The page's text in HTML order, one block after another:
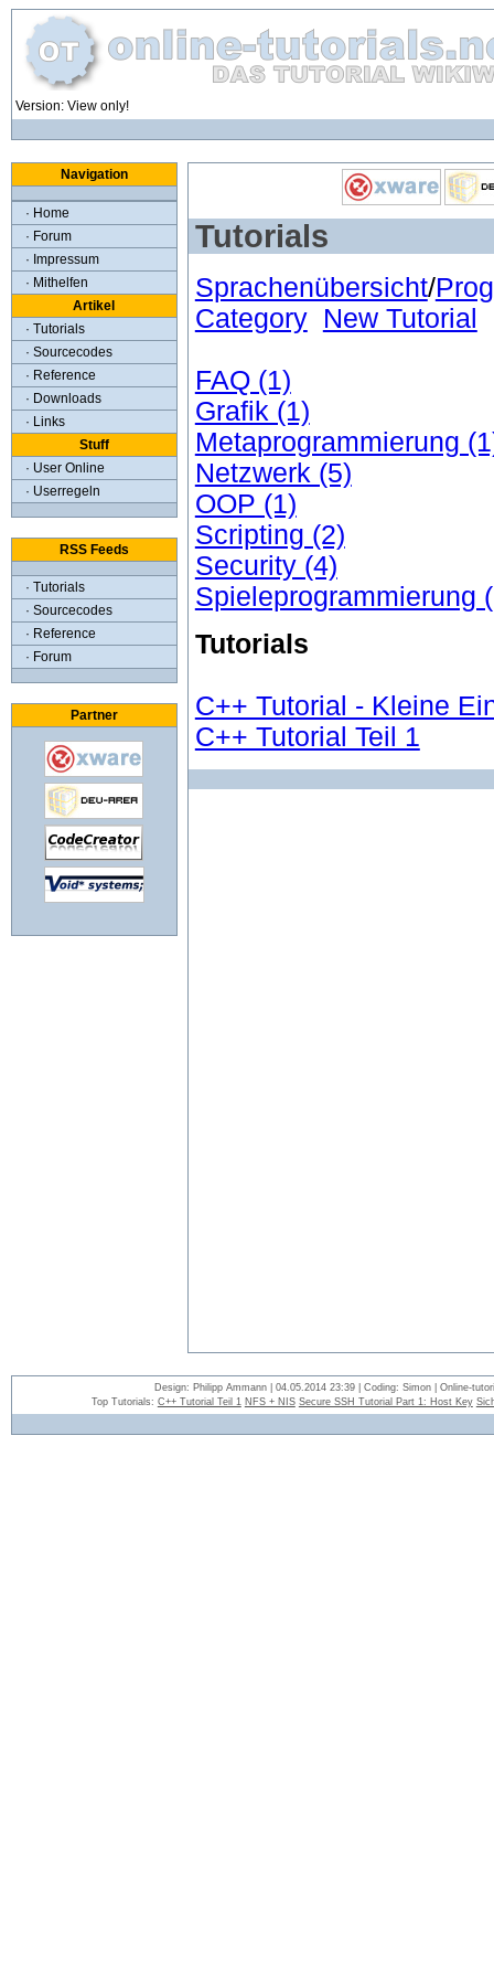
Version: View only!
Navigation
· Home
· Forum
· Impressum
· Mithelfen
Artikel
· Tutorials
· Sourcecodes
· Reference
· Downloads
· Links
Stuff
· User Online
· Userregeln
RSS Feeds
· Tutorials
· Sourcecodes
· Reference
· Forum
Partner
Tutorials
Sprachenübersicht/
Category New Tutorial
FAQ (1)
Grafik (1)
Metaprogrammierung
Netzwerk (5)
OOP (1)
Scripting (2)
Security (4)
Spieleprogrammierung
Tutorials
C++ Tutorial - Kleine
C++ Tutorial Teil 1
Design: Philipp Ammann | 04.05.2014 23:39 | Coding: Simon | Online-
Top Tutorials: C++ Tutorial Teil 1 NFS + NIS Secure SSH Tutorial Part 1: Host Key